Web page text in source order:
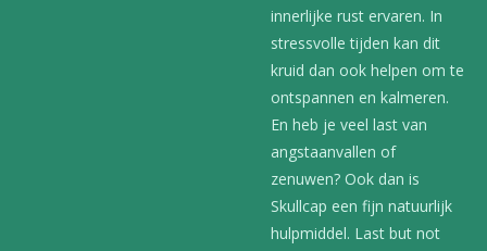
innerlijke rust ervaren. In
stressvolle tijden kan dit
kruid dan ook helpen om te
ontspannen en kalmeren.
En heb je veel last van
angstaanvallen of
zenuwen? Ook dan is
Skullcap een fijn natuurlijk
hulpmiddel. Last but not